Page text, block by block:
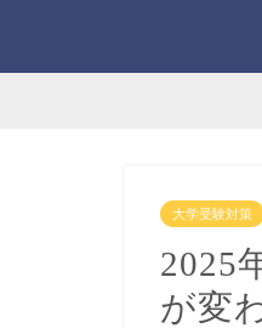
大学受験対策
2025
が変